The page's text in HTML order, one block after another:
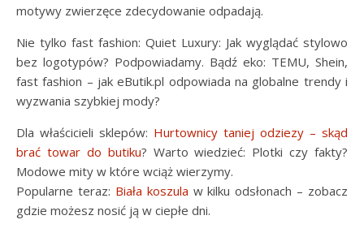
motywy zwierzęce zdecydowanie odpadają.
Nie tylko fast fashion: Quiet Luxury: Jak wyglądać stylowo
bez logotypów? Podpowiadamy. Bądź eko: TEMU, Shein,
fast fashion – jak eButik.pl odpowiada na globalne trendy i
wyzwania szybkiej mody?
Dla właścicieli sklepów: Hurtownicy taniej odziezy – skąd
brać towar do butiku? Warto wiedzieć: Plotki czy fakty?
Modowe mity w które wciąż wierzymy.
Popularne teraz: Biała koszula w kilku odsłonach – zobacz
gdzie możesz nosić ją w ciepłe dni.